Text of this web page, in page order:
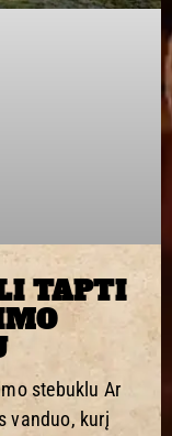
TAPTI
stebuklu Ar
vanduo, kurį